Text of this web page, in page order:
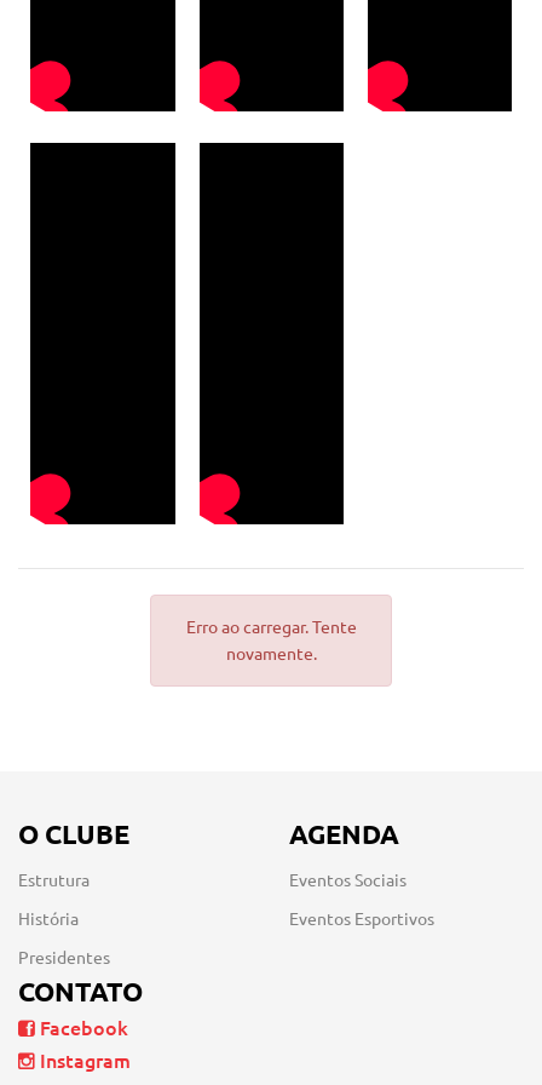
Erro ao carregar. Tente
novamente.
O CLUBE
Estrutura
História
Presidentes
AGENDA
Eventos Sociais
Eventos Esportivos
CONTATO
Facebook
Instagram